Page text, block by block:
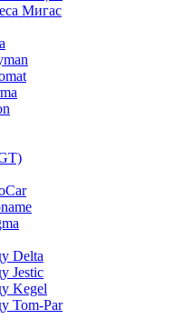
Мигас
Delta
Jestic
Kegel
Tom-Par